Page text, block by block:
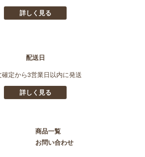
詳しく見る
配送日
確定から3営業日以内に発送
詳しく見る
商品一覧
お問い合わせ